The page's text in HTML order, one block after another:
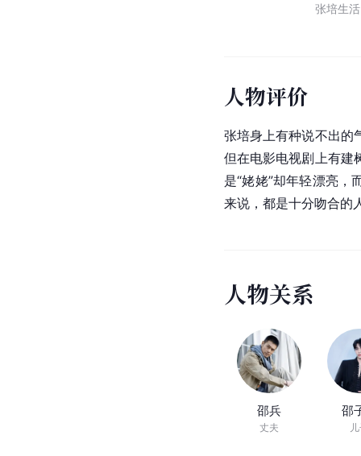
张培生
人物评价
张培身上有种说不出的
但在电影电视剧上有建
是“姥姥”却年轻漂亮，
来说，都是十分吻合的
人物关系
邵兵
丈夫
邵